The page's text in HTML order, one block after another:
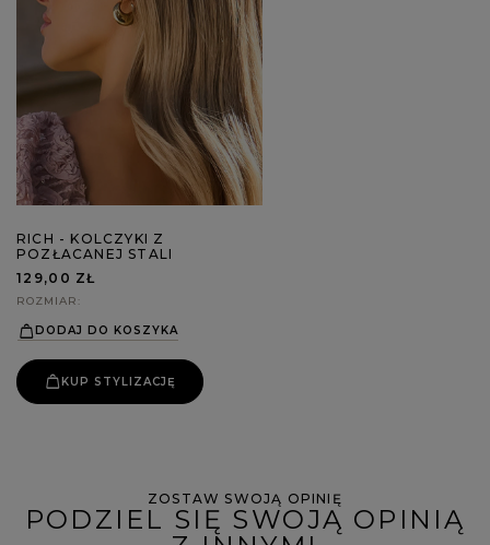
RICH - KOLCZYKI Z
POZŁACANEJ STALI
129,00 ZŁ
ROZMIAR
DODAJ DO KOSZYKA
KUP STYLIZACJĘ
ZOSTAW SWOJĄ OPINIĘ
PODZIEL SIĘ SWOJĄ OPINIĄ